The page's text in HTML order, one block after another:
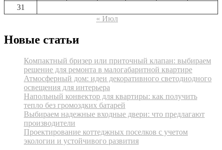
31
« Июл
Новые статьи
Компактный бризер или приточный клапан: выбираем
решение для ремонта в малогабаритной квартире
Атмосферный дом: идеи декоративного светодиодного
освещения для интерьера
Напольный конвектор для квартиры: как получить
тепло без громоздких батарей
Выбираем надежные входные двери: что предлагают
производители
Проектирование коттеджных поселков с учетом
экологии и устойчивого развития